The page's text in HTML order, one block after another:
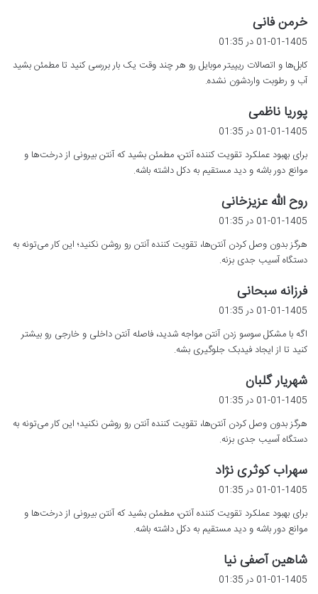
خرمن فانی
ت
:
01-01-1405 در 01:35
کابل‌ها و اتصالات ریپیتر موبایل رو هر چند وقت یک بار بررسی کنید تا مطمئن بشید
آب و رطوبت واردشون نشده.
پوریا ناظمی
ت
:
01-01-1405 در 01:35
برای بهبود عملکرد تقویت کننده آنتن، مطمئن بشید که آنتن بیرونی از درخت‌ها و
موانع دور باشه و دید مستقیم به دکل داشته باشه.
روح الله عزیزخانی
ف
:
01-01-1405 در 01:35
هرگز بدون وصل کردن آنتن‌ها، تقویت کننده آنتن رو روشن نکنید؛ این کار می‌تونه به
دستگاه آسیب جدی بزنه.
فرزانه سبحانی
ف
:
01-01-1405 در 01:35
اگه با مشکل سوسو زدن آنتن مواجه شدید، فاصله آنتن داخلی و خارجی رو بیشتر
کنید تا از ایجاد فیدبک جلوگیری بشه.
شهریار گلبان
ف
:
01-01-1405 در 01:35
هرگز بدون وصل کردن آنتن‌ها، تقویت کننده آنتن رو روشن نکنید؛ این کار می‌تونه به
دستگاه آسیب جدی بزنه.
سهراب کوثری نژاد
:
01-01-1405 در 01:35
برای بهبود عملکرد تقویت کننده آنتن، مطمئن بشید که آنتن بیرونی از درخت‌ها و
موانع دور باشه و دید مستقیم به دکل داشته باشه.
شاهین آصفی نیا
ف
01-01-1405 در 01:35